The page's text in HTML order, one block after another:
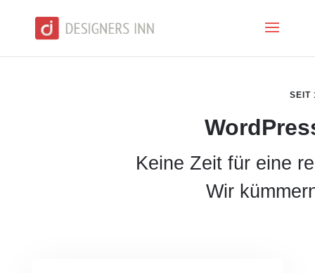
SEIT
Keine Zeit für eine
Wir